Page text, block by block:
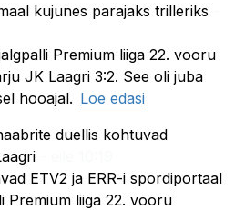
kujunes parajaks trilleriks
Premium liiga 22. vooru
JK Laagri 3:2. See oli juba
hooajal. Loe edasi
duellis kohtuvad
ETV2 ja ERR-i spordiportaal
Premium liiga 22. vooru